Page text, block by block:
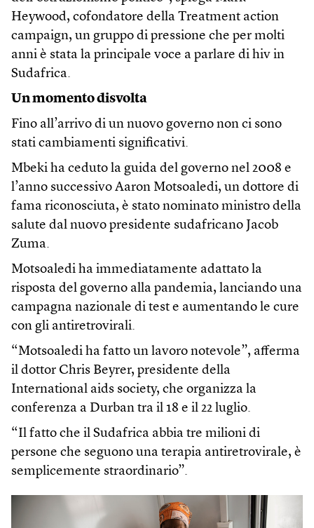
Heywood, cofondatore della Treatment action
campaign, un gruppo di pressione che per molti
anni è stata la principale voce a parlare di hiv in
Sudafrica.
Un momento disvolta
Fino all’arrivo di un nuovo governo non ci sono
stati cambiamenti significativi.
Mbeki ha ceduto la guida del governo nel 2008 e
l’anno successivo Aaron Motsoaledi, un dottore di
fama riconosciuta, è stato nominato ministro della
salute dal nuovo presidente sudafricano Jacob
Zuma.
Motsoaledi ha immediatamente adattato la
risposta del governo alla pandemia, lanciando una
campagna nazionale di test e aumentando le cure
con gli antiretrovirali.
“Motsoaledi ha fatto un lavoro notevole”, afferma
il dottor Chris Beyrer, presidente della
International aids society, che organizza la
conferenza a Durban tra il 18 e il 22 luglio.
“Il fatto che il Sudafrica abbia tre milioni di
persone che seguono una terapia antiretrovirale, è
semplicemente straordinario”.